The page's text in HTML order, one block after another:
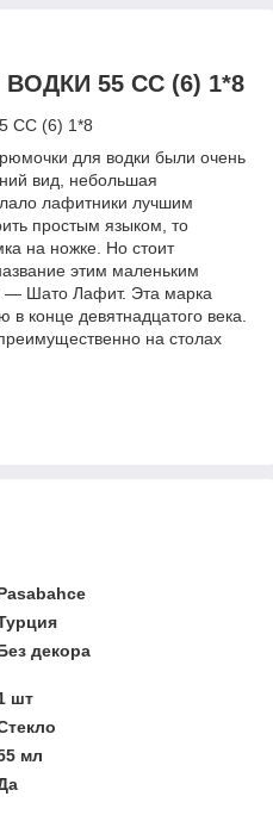
55 СС (6) 1*8
СС (6) 1*8
для водки были очень
вид, небольшая
лафитники лучшим
простым языком, то
на ножке. Но стоит
этим маленьким
— Шато Лафит. Эта марка
конце девятнадцатого века.
на столах
декора
шт
мл